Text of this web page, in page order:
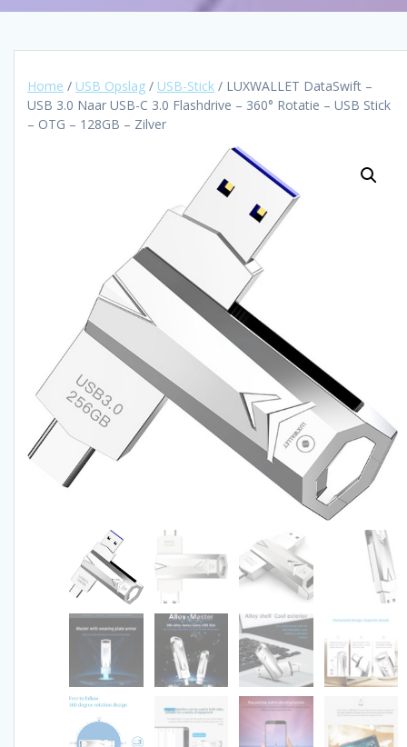
Home / USB Opslag / USB-Stick / LUXWALLET DataSwift –
USB 3.0 Naar USB-C 3.0 Flashdrive – 360° Rotatie – USB Stick
– OTG – 128GB – Zilver